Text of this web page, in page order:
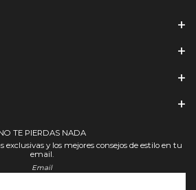
TE PIERDAS NADA
exclusivas y los mejores consejos de estilo en tu
email.
Email